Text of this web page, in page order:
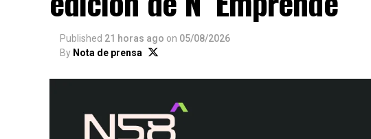
Published 21 horas ago on 05/08/2026
By Nota de prensa